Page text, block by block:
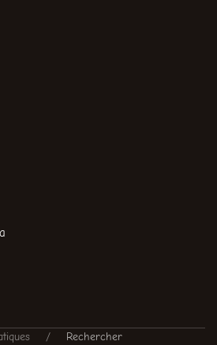
Rechercher